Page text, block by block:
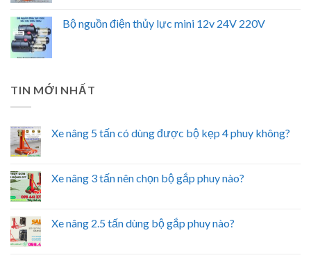
Bộ nguồn điện thủy lực mini 12v 24V 220V
TIN MỚI NHẤT
Xe nâng 5 tấn có dùng được bộ kẹp 4 phuy không?
Xe nâng 3 tấn nên chọn bộ gắp phuy nào?
Xe nâng 2.5 tấn dùng bộ gắp phuy nào?